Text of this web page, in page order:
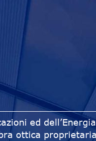
ed
ottica